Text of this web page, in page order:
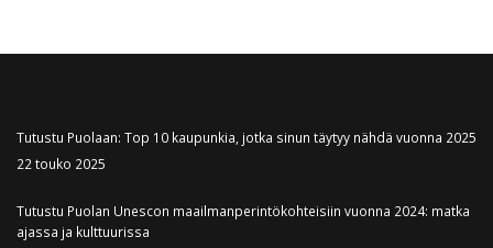
Tutustu Puolaan: Top 10 kaupunkia, jotka sinun täytyy nähdä vuonna 2025
22 touko 2025
Tutustu Puolan Unescon maailmanperintökohteisiin vuonna 2024: matka
ajassa ja kulttuurissa